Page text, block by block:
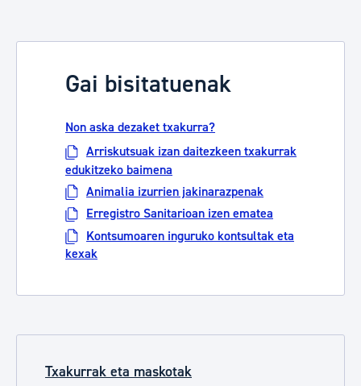
Gai bisitatuenak
Non aska dezaket txakurra?
Arriskutsuak izan daitezkeen txakurrak
edukitzeko baimena
Animalia izurrien jakinarazpenak
Erregistro Sanitarioan izen ematea
Kontsumoaren inguruko kontsultak eta
kexak
Txakurrak eta maskotak